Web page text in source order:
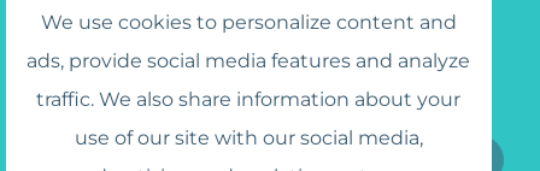
Abonnieren Sie den Newsletter
We use cookies to personalize content and
ads, provide social media features and analyze
traffic. We also share information about your
use of our site with our social media,